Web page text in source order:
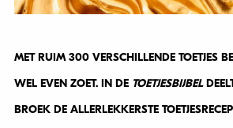
MET RUIM 300 VERSCHILLENDE TOETJES
WEL EVEN ZOET. IN DE TOETJESBIJBEL
BROEK DE ALLERLEKKERSTE